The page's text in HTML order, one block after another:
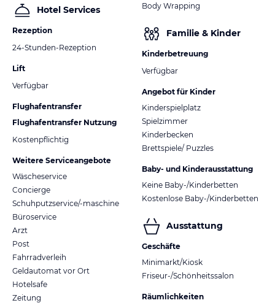
Hotel Services
Rezeption
24-Stunden-Rezeption
Lift
Verfügbar
Flughafentransfer
Flughafentransfer Nutzung
Kostenpflichtig
Weitere Serviceangebote
Wäscheservice
Concierge
Schuhputzservice/-maschine
Büroservice
Arzt
Post
Fahrradverleih
Geldautomat vor Ort
Hotelsafe
Zeitung
Body Wrapping
Familie & Kinder
Kinderbetreuung
Verfügbar
Angebot für Kinder
Kinderspielplatz
Spielzimmer
Kinderbecken
Brettspiele/ Puzzles
Baby- und Kinderausstattung
Keine Baby-/Kinderbetten
Kostenlose Baby-/Kinderbetten
Ausstattung
Geschäfte
Minimarkt/Kiosk
Friseur-/Schönheitssalon
Räumlichkeiten